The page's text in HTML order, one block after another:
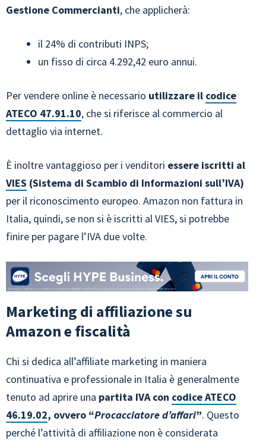
Gestione Commercianti, che applicherà:
il 24% di contributi INPS;
un fisso di circa 4.292,42 euro annui.
Per vendere online è necessario utilizzare il codice
ATECO 47.91.10, che si riferisce al commercio al
dettaglio via internet.
È inoltre vantaggioso per i venditori essere iscritti al
VIES (Sistema di Scambio di Informazioni sull’IVA)
per il riconoscimento europeo. Amazon non fattura in
Italia, quindi, se non si è iscritti al VIES, si potrebbe
finire per pagare l’IVA due volte.
Marketing di affiliazione su
Amazon e fiscalità
Chi si dedica all’affiliate marketing in maniera
continuativa e professionale in Italia è generalmente
tenuto ad aprire una partita IVA con codice ATECO
46.19.02, ovvero “Procacciatore d’affari”. Questo
perché l’attività di affiliazione non è considerata